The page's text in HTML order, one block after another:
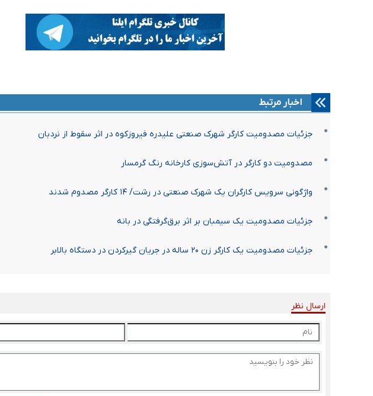
اخبار مرتبط
جزئیات مصدومیت کارگر شهرک صنعتی علیدره فیروزکوه در اثر سقوط از نردبان
مصدومیت دو کارگر در آتش‌سوزی کارخانه رنگ گرمسار
واژگونی سرویس کارگران یک شهرک صنعتی در رشت/ ۱۴ کارگر مصدوم شدند
جزئیات مصدومیت یک سیمبان بر اثر برق‌گرفتگی در بانه
جزئیات مصدومیت یک کارگر زن ۲۰ ساله در جریان گیرکردن در دستگاه بالابر
ارسال نظر